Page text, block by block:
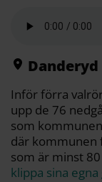
b
k
t
Danderyd
Inför förra
upp de 76
som
där kommunen
som är minst
klippa sina